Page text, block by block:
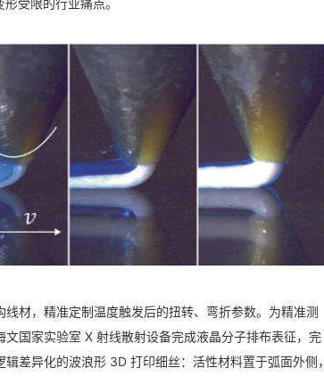
受限的行业痛点。
材，精准定制温度触发后的扭转、弯折参数。为精准测
国家实验室 X 射线散射设备完成液晶分子排布表征，完
差异化的波浪形 3D 打印细丝：活性材料置于弧面外侧，